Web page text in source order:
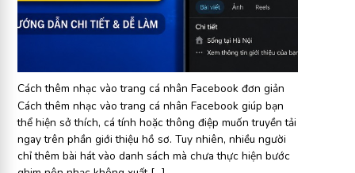
Cách thêm nhạc vào trang cá nhân Facebook đơn giản
Cách thêm nhạc vào trang cá nhân Facebook giúp bạn
thể hiện sở thích, cá tính hoặc thông điệp muốn truyền tải
ngay trên phần giới thiệu hồ sơ. Tuy nhiên, nhiều người
chỉ thêm bài hát vào danh sách mà chưa thực hiện bước